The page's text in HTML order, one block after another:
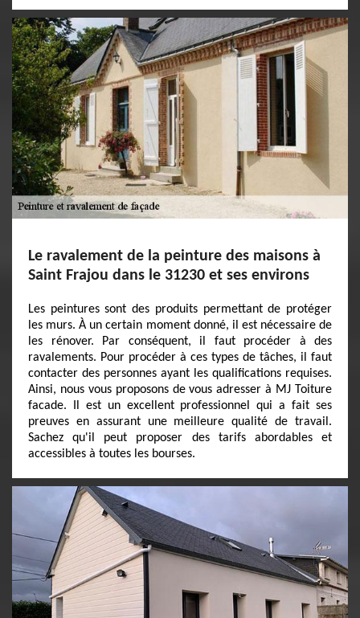
Le ravalement de la peinture des maisons à
Saint Frajou dans le 31230 et ses environs
Les peintures sont des produits permettant de protéger
les murs. À un certain moment donné, il est nécessaire de
les rénover. Par conséquent, il faut procéder à des
ravalements. Pour procéder à ces types de tâches, il faut
contacter des personnes ayant les qualifications requises.
Ainsi, nous vous proposons de vous adresser à MJ Toiture
facade. Il est un excellent professionnel qui a fait ses
preuves en assurant une meilleure qualité de travail.
Sachez qu'il peut proposer des tarifs abordables et
accessibles à toutes les bourses.